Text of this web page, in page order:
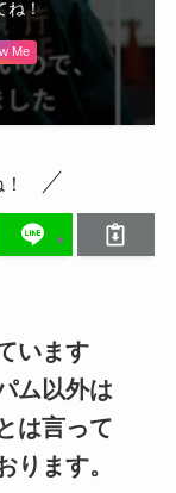
ね！
Me
います
ム以外は
は言って
ります。